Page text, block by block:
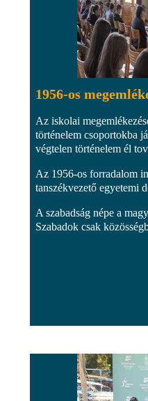
1956-os
Az iskolai
történelem csoportokba
végtelen történelem él
Az 1956-os forradalom
tanszékvezető egyetemi
A szabadság népe a
Szabadok csak